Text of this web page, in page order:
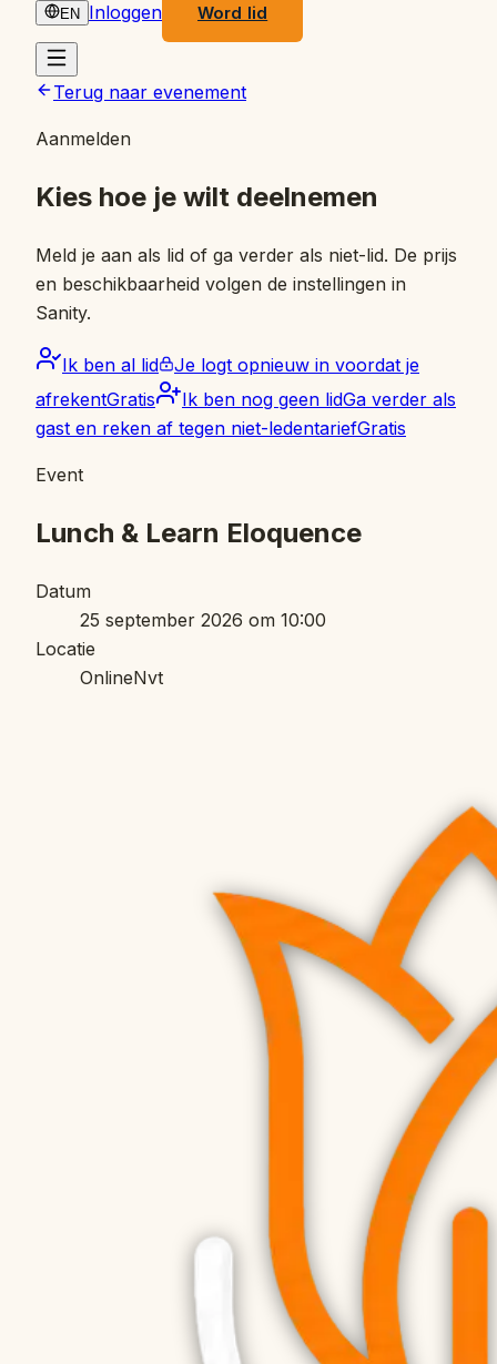
EN Inloggen Word lid
Terug naar evenement
Aanmelden
Kies hoe je wilt deelnemen
Meld je aan als lid of ga verder als niet-lid. De prijs
en beschikbaarheid volgen de instellingen in
Sanity.
Ik ben al lid
Je logt opnieuw in voordat je
afrekentGratis Ik ben nog geen lidGa verder als
gast en reken af tegen niet-ledentariefGratis
Event
Lunch & Learn Eloquence
Datum
25 september 2026 om 10:00
Locatie
OnlineNvt